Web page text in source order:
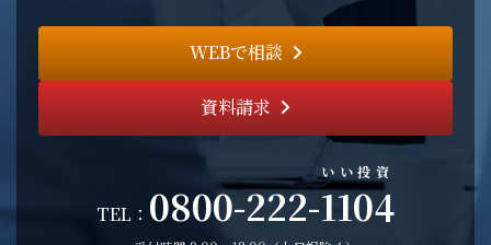
WEBで相談
資料請求
TEL： 0800-222-1104
いい投資